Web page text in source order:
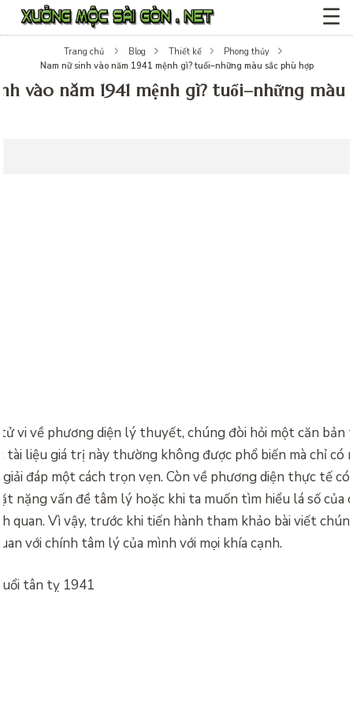
☰
Trang chủ Blog Thiết kế
Phong thủy
Nam nữ sinh vào năm 1941 mệnh gì? tuổi–những màu sắc phù hợp
vào năm 1941 mệnh gì? tuổi–những màu
vi về phương diện lý thuyết, chúng đòi hỏi một căn bản
tài liệu giá trị này thường không được phổ biến mà chỉ có
đáp một cách trọn vẹn. Còn về phương diện thực tế
nặng vấn đề tâm lý hoặc khi ta muốn tìm hiểu lá số của
quan. Vì vậy, trước khi tiến hành tham khảo bài viết
với chính tâm lý của mình với mọi khía cạnh.